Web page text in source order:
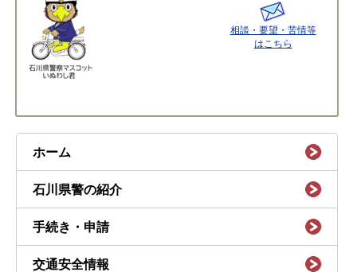
相談・要望・苦情等
はこちら
ホーム
石川県警の紹介
手続き・申請
交通安全情報